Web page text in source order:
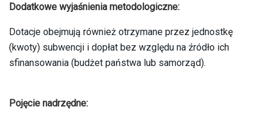
Dodatkowe wyjaśnienia metodologiczne:
Dotacje obejmują również otrzymane przez jednostkę
(kwoty) subwencji i dopłat bez względu na źródło ich
sfinansowania (budżet państwa lub samorząd).
Pojęcie nadrzędne: